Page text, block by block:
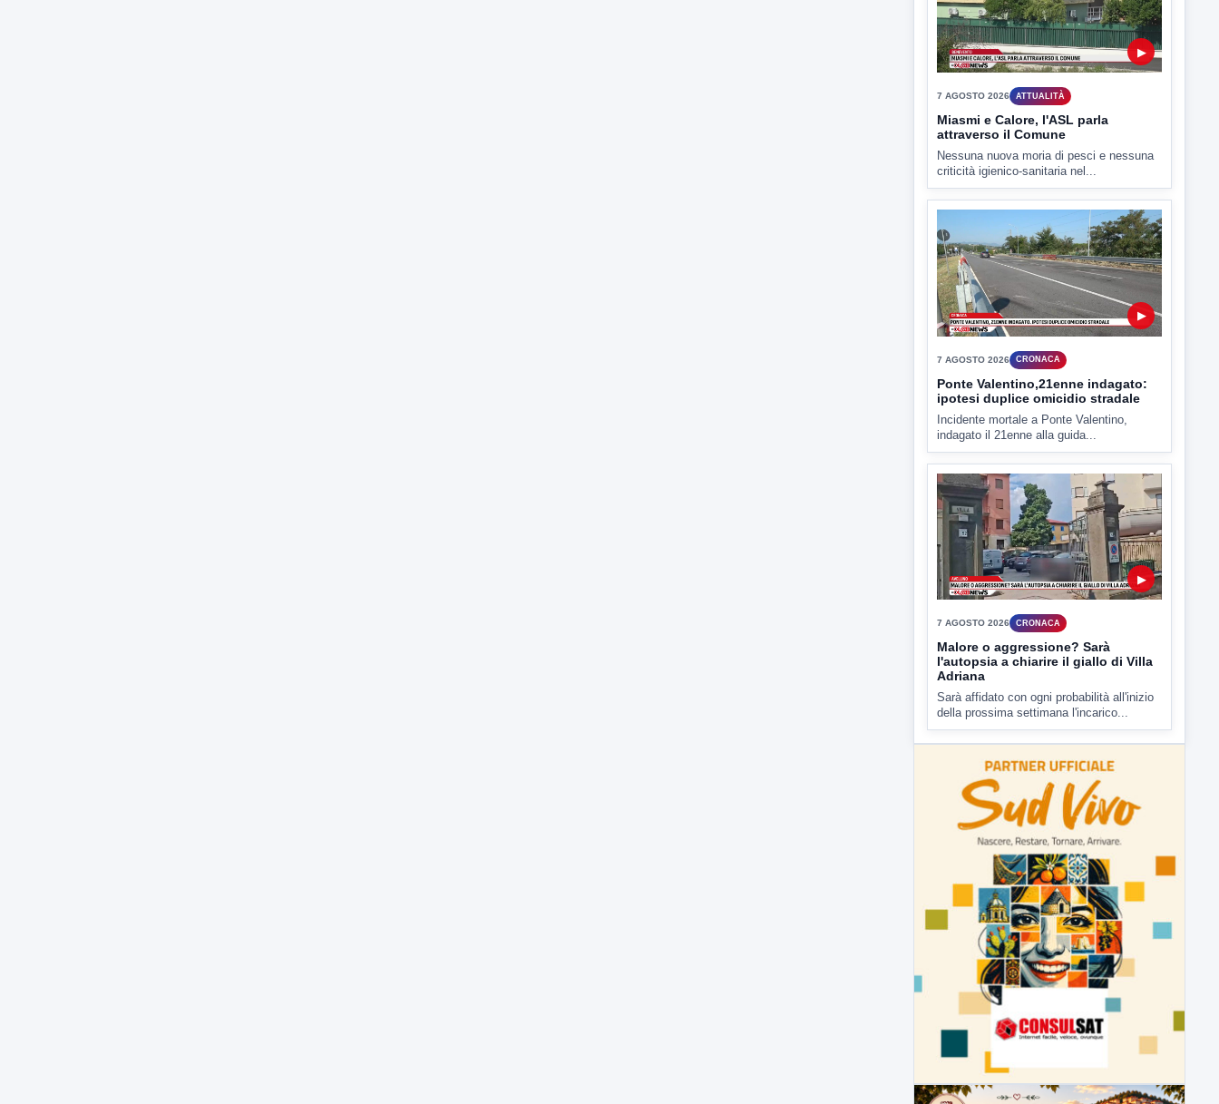
Benevento Calcio: Le scelte di
Floro Flores per il debutto di Coppa
Italia
Il Benevento è pronto al debutto di Coppa
Italia. Scelte...
▶
7 AGOSTO 2026 ATTUALITÀ
Miasmi e Calore, l'ASL parla
attraverso il Comune
Nessuna nuova moria di pesci e nessuna
criticità igienico-sanitaria nel...
7 AGOSTO 2026 CRONACA
Ponte Valentino,21enne indagato:
ipotesi duplice omicidio stradale
Incidente mortale a Ponte Valentino,
indagato il 21enne alla guida...
7 AGOSTO 2026 CRONACA
Malore o aggressione? Sarà
l'autopsia a chiarire il giallo di Villa
Sarà affidato con ogni probabilità all'inizio
della prossima settimana l'incarico...